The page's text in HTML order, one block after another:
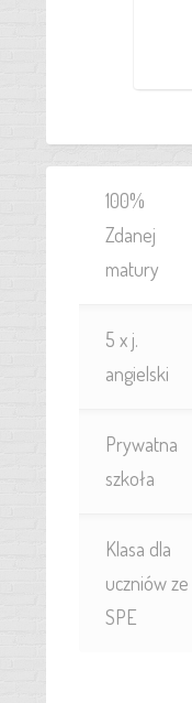
100%
Zdanej
matury
5 x j.
angielski
Prywatna
szkoła
Klasa dla
uczniów ze
SPE